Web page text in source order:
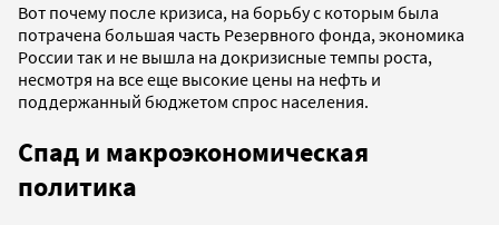
Вот почему после кризиса, на борьбу с которым была
потрачена большая часть Резервного фонда, экономика
России так и не вышла на докризисные темпы роста,
несмотря на все еще высокие цены на нефть и
поддержанный бюджетом спрос населения.
Спад и макроэкономическая
политика